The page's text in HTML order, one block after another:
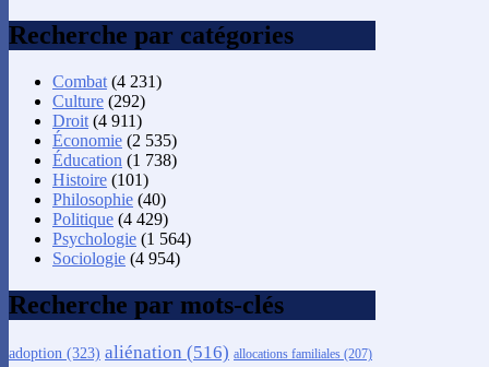
Recherche par catégories
Combat (4 231)
Culture (292)
Droit (4 911)
Économie (2 535)
Éducation (1 738)
Histoire (101)
Philosophie (40)
Politique (4 429)
Psychologie (1 564)
Sociologie (4 954)
Recherche par mots-clés
adoption (323) aliénation (516) allocations familiales (207)